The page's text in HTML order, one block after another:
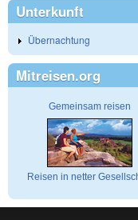
Unterkunft
Übernachtung
Mitreisen.org
Gemeinsam reisen
Reisen in netter